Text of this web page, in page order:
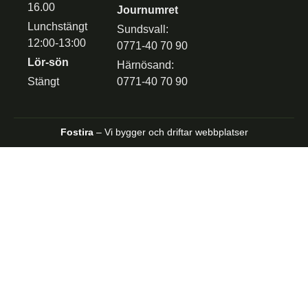
16.00
Lunchstängt
12:00-13:00
Lör-sön
Stängt
Journumret
Sundsvall:
0771-40 70 90
Härnösand:
0771-40 70 90
Fostira– Vi bygger och driftar webbplatser